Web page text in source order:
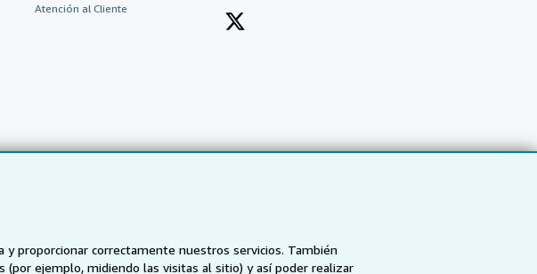
y proporcionar correctamente nuestros servicios. También
ejemplo, midiendo las visitas al sitio) y así poder realizar
Atención al Cliente